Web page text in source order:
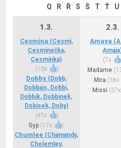
Q
R Ř S Š T Ť U
1.3.
Cesmína (Cesmí,
Cesmínečka,
Cesmínka)
(10x )
Dobby(Dobb,
Dobbajs, Dobbi,
Dobbík, Dobbinek,
Dobísek, Doby)
(45x
)
Gyp (17x )
Chumlee (Chamandy,
Cholemley,
2.3.
Amaya
(7x
Madame (
Mira (18x
Missi (37x